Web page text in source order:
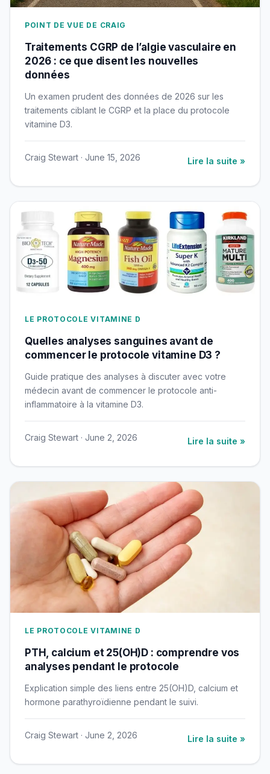
POINT DE VUE DE CRAIG
Traitements CGRP de l’algie vasculaire en
2026 : ce que disent les nouvelles
données
Un examen prudent des données de 2026 sur les
traitements ciblant le CGRP et la place du protocole
vitamine D3.
Craig Stewart · June 15, 2026 Lire la suite »
LE PROTOCOLE VITAMINE D
Quelles analyses sanguines avant de
commencer le protocole vitamine D3 ?
Guide pratique des analyses à discuter avec votre
médecin avant de commencer le protocole anti-
inflammatoire à la vitamine D3.
Craig Stewart · June 2, 2026 Lire la suite »
LE PROTOCOLE VITAMINE D
PTH, calcium et 25(OH)D : comprendre vos
analyses pendant le protocole
Explication simple des liens entre 25(OH)D, calcium et
hormone parathyroïdienne pendant le suivi.
Craig Stewart · June 2, 2026 Lire la suite »